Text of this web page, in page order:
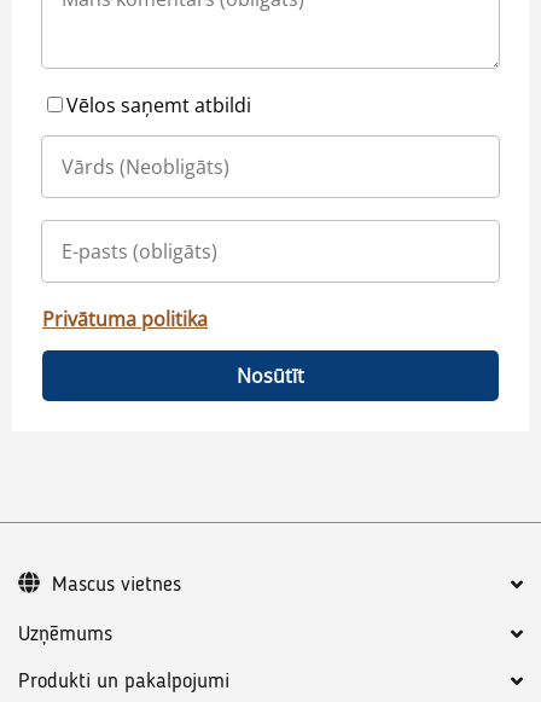
Vēlos saņemt atbildi
Privātuma politika
Nosūtīt
Uzņēmums
Produkti un pakalpojumi
Mascus vietnes